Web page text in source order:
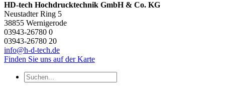
HD-tech Hochdrucktechnik GmbH & Co. KG
Neustadter Ring 5
38855 Wernigerode
03943-26780 0
03943-26780 20
info@h-d-tech.de
Finden Sie uns auf der Karte